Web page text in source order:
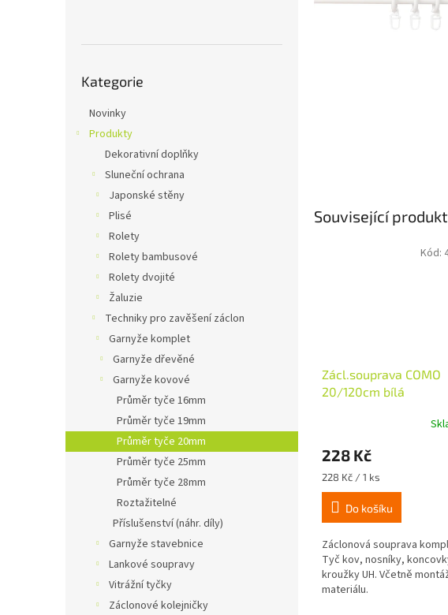
kategorie
Kategorie
Novinky
Produkty
Dekorativní doplňky
Sluneční ochrana
Japonské stěny
Plisé
Rolety
Rolety bambusové
Rolety dvojité
Žaluzie
Techniky pro zavěšení záclon
Garnyže komplet
Garnyže dřevěné
Garnyže kovové
Průměr tyče 16mm
Průměr tyče 19mm
Průměr tyče 20mm
Průměr tyče 25mm
Průměr tyče 28mm
Roztažitelné
Příslušenství (náhr. díly)
Garnyže stavebnice
Lankové soupravy
Vitrážní tyčky
Záclonové kolejničky
Související
Zácl.souprava COMO
20/120cm bílá
228 Kč
Měrná
cena:
228 Kč / 1 ks
Do košíku
Záclonová souprava
Tyč kov, nosníky,
kroužky UH. Včetně
materiálu.
Kód: